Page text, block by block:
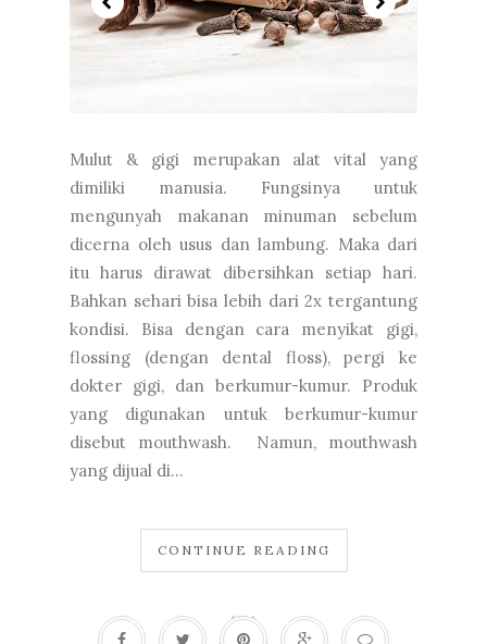
Mulut & gigi merupakan alat vital yang
dimiliki manusia. Fungsinya untuk
mengunyah makanan minuman sebelum
dicerna oleh usus dan lambung. Maka dari
itu harus dirawat dibersihkan setiap hari.
Bahkan sehari bisa lebih dari 2x tergantung
kondisi. Bisa dengan cara menyikat gigi,
flossing (dengan dental floss), pergi ke
dokter gigi, dan berkumur-kumur. Produk
yang digunakan untuk berkumur-kumur
disebut mouthwash. Namun, mouthwash
yang dijual di...
CONTINUE READING